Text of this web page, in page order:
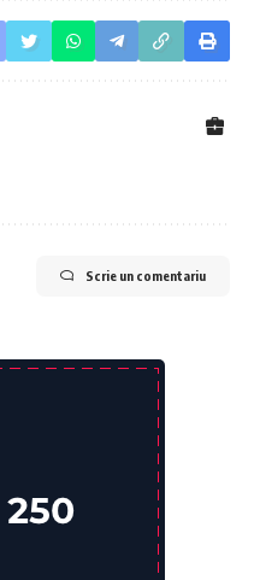
Scrie un comentariu